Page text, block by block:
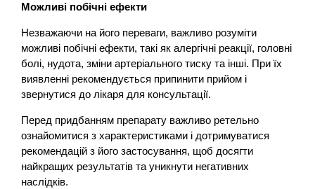
Можливі побічні ефекти
Незважаючи на його переваги, важливо розуміти
можливі побічні ефекти, такі як алергічні реакції, головні
болі, нудота, зміни артеріального тиску та інші. При їх
виявленні рекомендується припинити прийом і
звернутися до лікаря для консультації.
Перед придбанням препарату важливо ретельно
ознайомитися з характеристиками і дотримуватися
рекомендацій з його застосування, щоб досягти
найкращих результатів та уникнути негативних
наслідків.